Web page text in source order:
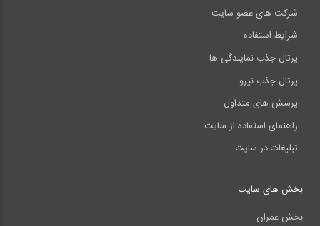
شرکت های عضو سایت
شرایط استفاده
پرتال جذب نمایندگی ها
پرتال جذب نیرو
پرسش های متداول
راهنمای استفاده از سایت
تبلیغات در سایت
بخش های سایت
بخش عمران